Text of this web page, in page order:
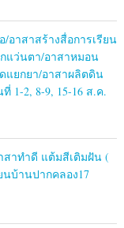
อาสาสร้างสื่อการเรียน
แว่นตา/อาสาหมอน
แยกยา/อาสาผลิตดิน
1-2, 8-9, 15-16 ส.ค.
สาทำดี แต้มสีเติมฝัน (
นบ้านปากคลอง17